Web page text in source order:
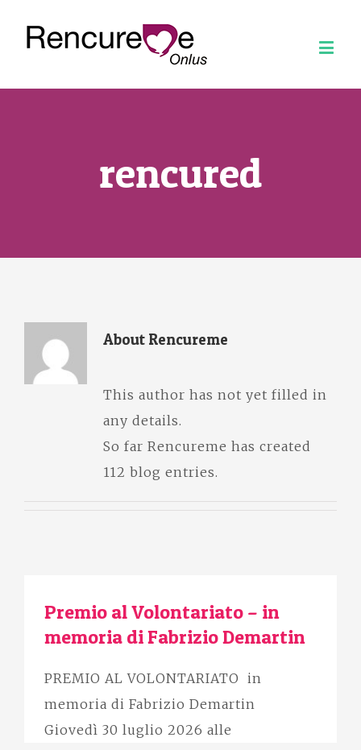
rencured
About Rencureme
This author has not yet filled in
any details.
So far Rencureme has created
112 blog entries.
Premio al Volontariato – in
memoria di Fabrizio Demartin
PREMIO AL VOLONTARIATO in
memoria di Fabrizio Demartin
Giovedì 30 luglio 2026 alle